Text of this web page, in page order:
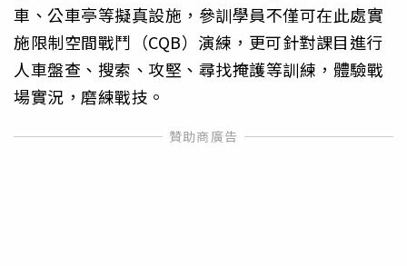
車、公車亭等擬真設施，參訓學員不僅可在此處實
施限制空間戰鬥（CQB）演練，更可針對課目進行
人車盤查、搜索、攻堅、尋找掩護等訓練，體驗戰
場實況，磨練戰技。